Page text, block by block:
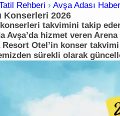
Rehberi › Avşa Adası
Konserleri 2026
konserleri takvimini takip
Avşa’da hizmet veren
Resort Otel’in konser
sürekli olarak